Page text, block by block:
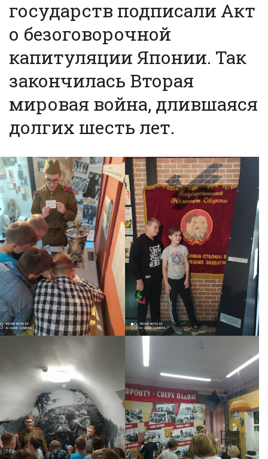
государств подписали Акт
о безоговорочной
капитуляции Японии. Так
закончилась Вторая
мировая война, длившаяся
долгих шесть лет.